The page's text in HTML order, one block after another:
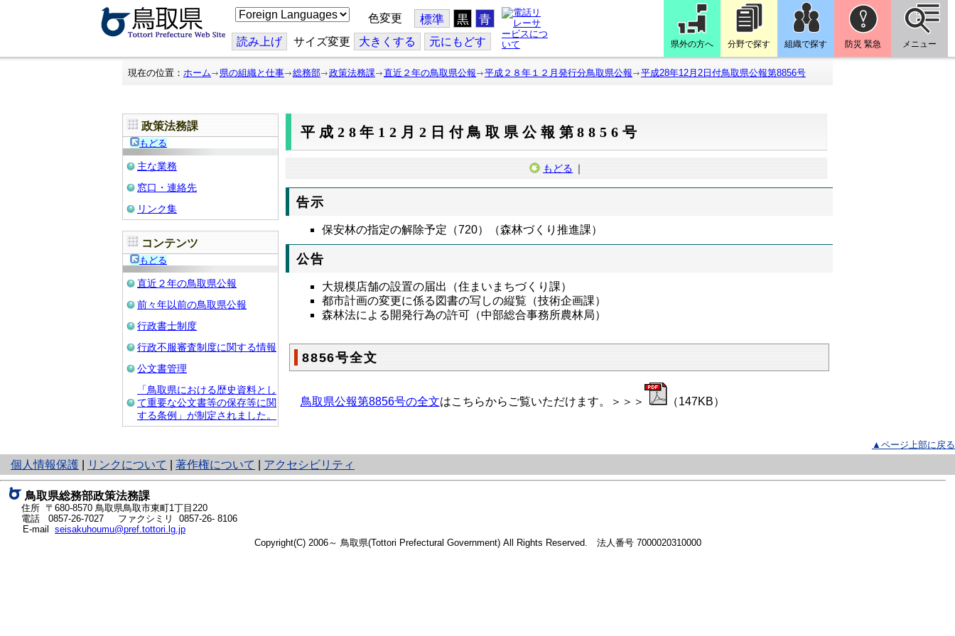
こ
の
ジ
を
翻
色変更 標準 黒 青
読み上げ サイズ変更 大きくする 元にもどす 県外の方へ 分野で探す 組織で探す 防災 緊急 メニュー
現在の位置： ホーム 県の組織と仕事 総務部 政策法務課 直近２年の鳥取県公報 平成２８年１２月発行分鳥取県公報 平成28年12月2日付鳥取県公報第8856号
政策法務課
もどる
主な業務
窓口・連絡先
リンク集
コンテンツ
もどる
直近２年の鳥取県公報
前々年以前の鳥取県公報
行政書士制度
行政不服審査制度に関する情報
公文書管理
「鳥取県における歴史資料とし
て重要な公文書等の保存等に関
する条例」が制定されました。
平成28年12月2日付鳥取県公報第8856号
もどる ｜
告示
保安林の指定の解除予定（720）（森林づくり推進課）
公告
大規模店舗の設置の届出（住まいまちづくり課）
都市計画の変更に係る図書の写しの縦覧（技術企画課）
森林法による開発行為の許可（中部総合事務所農林局）
8856号全文
鳥取県公報第8856号の全文はこちらからご覧いただけます。＞＞＞ （147KB）
▲ページ上部に戻る
個人情報保護
と
り
ネ
ッ
ト
へ
リンクについて 著作権について アクセシビリティ
鳥取県総務部政策法務課
住所 〒680-8570 鳥取県鳥取市東町1丁目220
電話 0857-26-7027
ファクシミリ 0857-26- 8106
E-mail seisakuhoumu@pref.tottori.lg.jp
Copyright(C) 2006～ 鳥取県(Tottori Prefectural Government) All Rights Reserved. 法人番号 7000020310000